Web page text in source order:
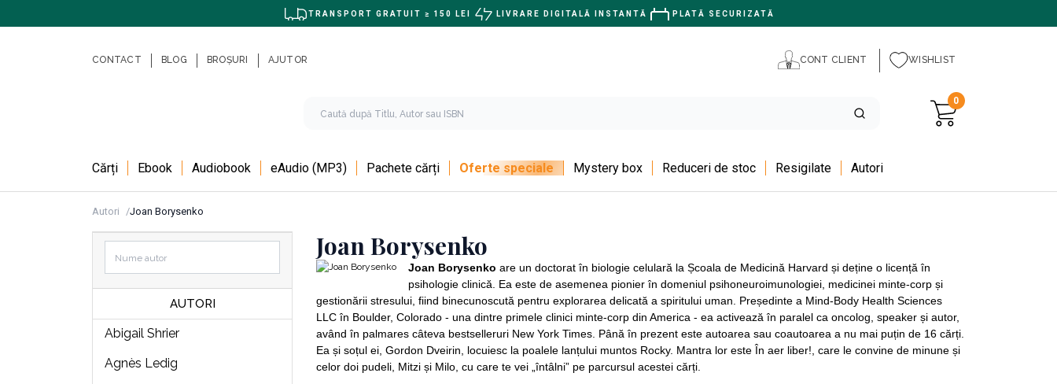
TRANSPORT GRATUIT ≥ 150 LEI LIVRARE DIGITALĂ INSTANTĂ PLATĂ SECURIZATĂ
CONTACT BLOG BROȘURI AJUTOR CONT CLIENT WISHLIST
0
Cărți Ebook Audiobook eAudio (MP3) Pachete cărți Oferte speciale Mystery box Reduceri de stoc Resigilate Autori
Autori Joan Borysenko
AUTORI
Abigail Shrier
Agnès Ledig
Joan Borysenko
Joan Borysenko are un doctorat în biologie celulară la Școala de Medicină Harvard și deține o licență în
psihologie clinică. Ea este de asemenea pionier în domeniul psihoneuroimunologiei, medicinei minte-corp și
gestionării stresului, fiind binecunoscută pentru explorarea delicată a spiritului uman. Președinte a Mind-Body Health Sciences
LLC în Boulder, Colorado - una dintre primele clinici minte-corp din America - ea activează în paralel ca oncolog, speaker și autor,
având în palmares câteva bestselleruri New York Times. Până în prezent este autoarea sau coautoarea a nu mai puțin de 16 cărți.
Ea și soțul ei, Gordon Dveirin, locuiesc la poalele lanțului muntos Rocky. Mantra lor este În aer liber!, care le convine de minune și
celor doi pudeli, Mitzi și Milo, cu care te vei „întâlni” pe parcursul acestei cărți.